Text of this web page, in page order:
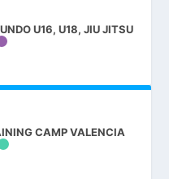
U16, U18, JIU JITSU
CAMP VALENCIA